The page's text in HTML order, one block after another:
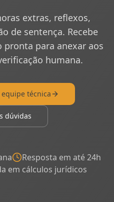
extras, reflexos,
de sentença. Recebe
pronta para anexar aos
humana.
equipe técnica
dúvidas
Resposta em até 24h
em cálculos jurídicos